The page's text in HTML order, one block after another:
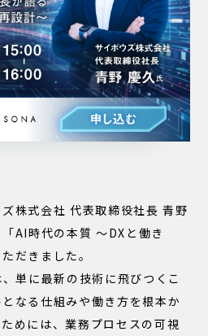
株式会社 代表取締役社長 青野
AI時代の本質 〜DXと働き
だきました。
単に最新の技術に飛びつくこ
なる仕組みや働き方を根本か
めには、業務プロセスの可視